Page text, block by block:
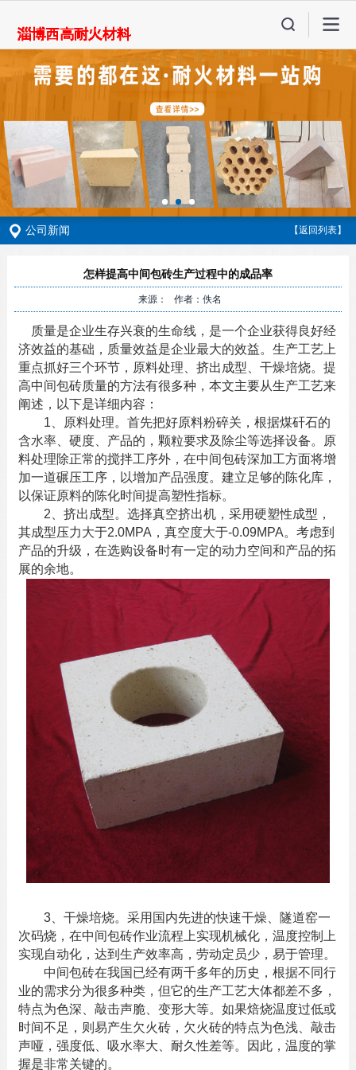
公司新闻 【返回列表】
怎样提高中间包砖生产过程中的成品率
来源： 作者：佚名
质量是企业生存兴衰的生命线，是一个企业获得良好经
济效益的基础，质量效益是企业最大的效益。生产工艺上
重点抓好三个环节，原料处理、挤出成型、干燥培烧。提
高中间包砖质量的方法有很多种，本文主要从生产工艺来
阐述，以下是详细内容：
1、原料处理。首先把好原料粉碎关，根据煤矸石的
含水率、硬度、产品的，颗粒要求及除尘等选择设备。原
料处理除正常的搅拌工序外，在中间包砖深加工方面将增
加一道碾压工序，以增加产品强度。建立足够的陈化库，
以保证原料的陈化时间提高塑性指标。
2、挤出成型。选择真空挤出机，采用硬塑性成型，
其成型压力大于2.0MPA，真空度大于-0.09MPA。考虑到
产品的升级，在选购设备时有一定的动力空间和产品的拓
展的余地。
3、干燥培烧。采用国内先进的快速干燥、隧道窑一
次码烧，在中间包砖作业流程上实现机械化，温度控制上
实现自动化，达到生产效率高，劳动定员少，易于管理。
中间包砖在我国已经有两千多年的历史，根据不同行
业的需求分为很多种类，但它的生产工艺大体都差不多，
特点为色深、敲击声脆、变形大等。如果焙烧温度过低或
时间不足，则易产生欠火砖，欠火砖的特点为色浅、敲击
声哑，强度低、吸水率大、耐久性差等。因此，温度的掌
握是非常关键的。